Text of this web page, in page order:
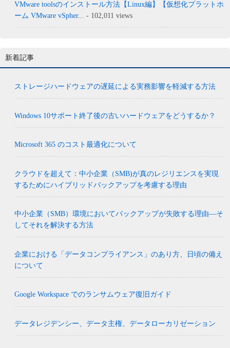
VMware toolsのインストール方法【Linux編】【仮想化プラットホ
ーム VMware vSpher... - 102,011 views
新着記事
ストレージハードウェアの遅延による実務影響を軽減する方法
Windows 10サポート終了後の古いハードウェアをどうするか？
Microsoft 365 のコスト最適化について
クラウドを超えて：中小企業（SMB)が真のレジリエンスを実現
するためにハイブリッドバックアップを考慮する理由
中小企業（SMB）環境においてバックアップが失敗する理由―そ
してそれを解決する方法
企業における「データコンプライアンス」のあり方、日頃の備え
について
Google Workspace でのランサムウェア復旧ガイド
データレジデンシー、データ主権、データローカリゼーション